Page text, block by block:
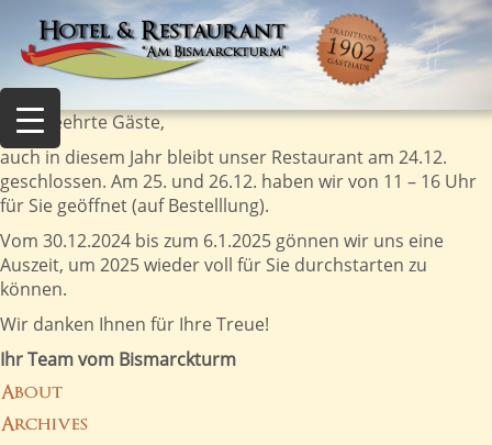
Sehr geehrte Gäste,
auch in diesem Jahr bleibt unser Restaurant am 24.12.
geschlossen. Am 25. und 26.12. haben wir von 11 – 16 Uhr
für Sie geöffnet (auf Bestelllung).
Vom 30.12.2024 bis zum 6.1.2025 gönnen wir uns eine
Auszeit, um 2025 wieder voll für Sie durchstarten zu
können.
Wir danken Ihnen für Ihre Treue!
Ihr Team vom Bismarckturm
About
Archives